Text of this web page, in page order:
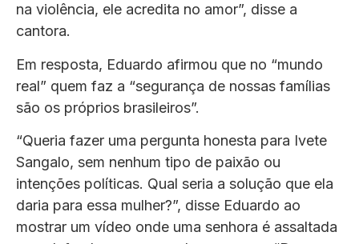
na violência, ele acredita no amor”, disse a
cantora.
Em resposta, Eduardo afirmou que no “mundo
real” quem faz a “segurança de nossas famílias
são os próprios brasileiros”.
“Queria fazer uma pergunta honesta para Ivete
Sangalo, sem nenhum tipo de paixão ou
intenções políticas. Qual seria a solução que ela
daria para essa mulher?”, disse Eduardo ao
mostrar um vídeo onde uma senhora é assaltada